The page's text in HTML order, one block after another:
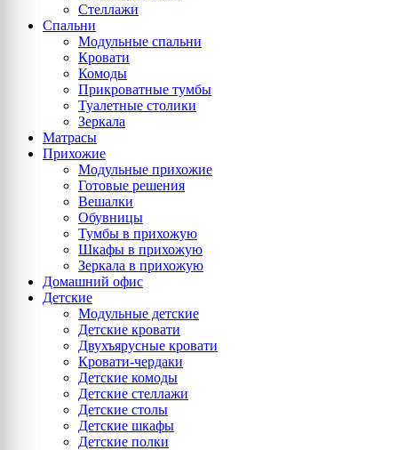
Стеллажи
Спальни
Модульные спальни
Кровати
Комоды
Прикроватные тумбы
Туалетные столики
Зеркала
Матрасы
Прихожие
Модульные прихожие
Готовые решения
Вешалки
Обувницы
Тумбы в прихожую
Шкафы в прихожую
Зеркала в прихожую
Домашний офис
Детские
Модульные детские
Детские кровати
Двухъярусные кровати
Кровати-чердаки
Детские комоды
Детские стеллажи
Детские столы
Детские шкафы
Детские полки